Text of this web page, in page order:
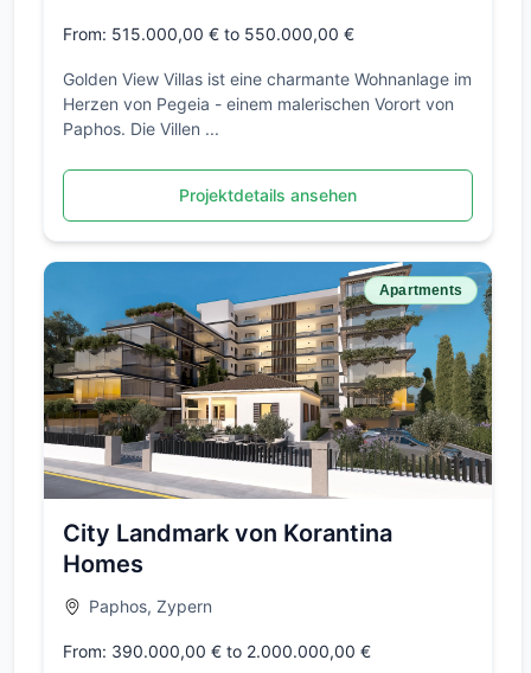
From: 515.000,00 € to 550.000,00 €
Golden View Villas ist eine charmante Wohnanlage im
Herzen von Pegeia - einem malerischen Vorort von
Paphos. Die Villen ...
Projektdetails ansehen
Apartments
City Landmark von Korantina
Homes
Paphos, Zypern
From: 390.000,00 € to 2.000.000,00 €